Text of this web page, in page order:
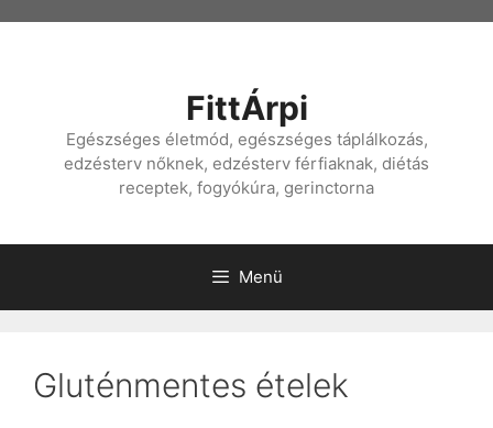
FittÁrpi
Egészséges életmód, egészséges táplálkozás,
edzésterv nőknek, edzésterv férfiaknak, diétás
receptek, fogyókúra, gerinctorna
Menü
Gluténmentes ételek